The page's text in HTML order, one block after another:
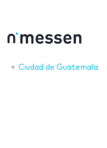
Ciudad de Guatemala